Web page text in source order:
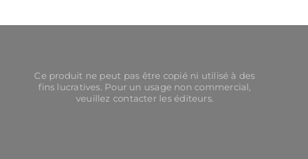
Ce produit ne peut pas être copié ni utilisé à des
fins lucratives. Pour un usage non commercial,
veuillez contacter les éditeurs.